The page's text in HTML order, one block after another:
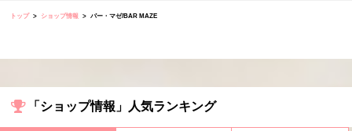
トップ ショップ情報 バー・マゼ/BAR MAZE
「ショップ情報」人気ランキング